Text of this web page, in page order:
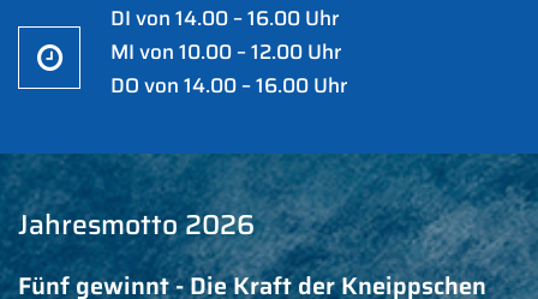
DI von 14.00 – 16.00 Uhr
MI von 10.00 – 12.00 Uhr
DO von 14.00 – 16.00 Uhr
Jahresmotto 2026
Fünf gewinnt - Die Kraft der Kneippschen